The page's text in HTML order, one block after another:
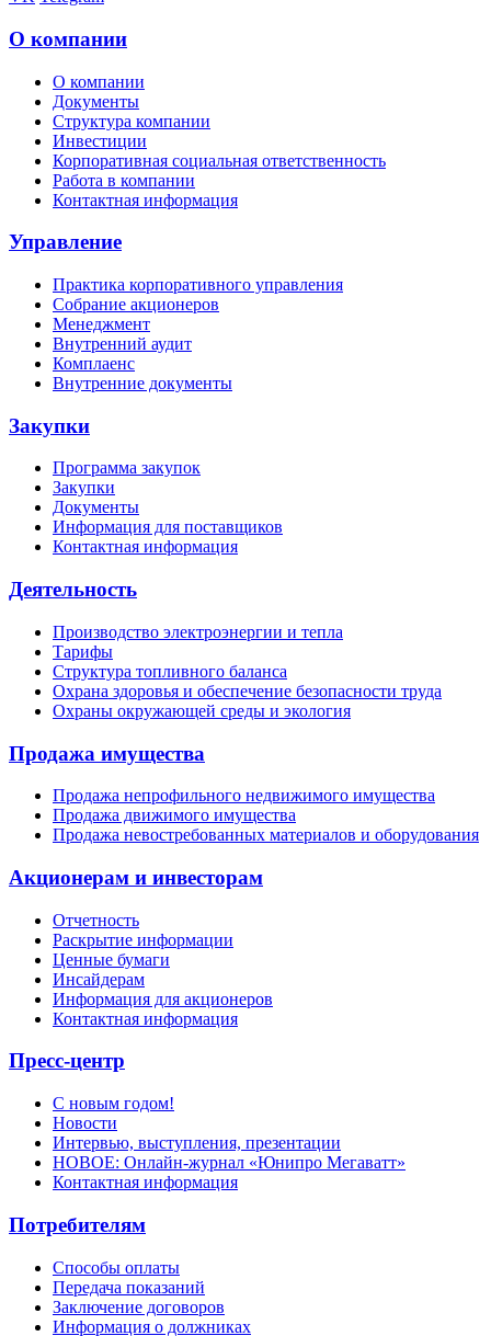
О компании
О компании
Документы
Структура компании
Инвестиции
Корпоративная социальная ответственность
Работа в компании
Контактная информация
Управление
Практика корпоративного управления
Собрание акционеров
Менеджмент
Внутренний аудит
Комплаенс
Внутренние документы
Закупки
Программа закупок
Закупки
Документы
Информация для поставщиков
Контактная информация
Деятельность
Производство электроэнергии и тепла
Тарифы
Структура топливного баланса
Охрана здоровья и обеспечение безопасности труда
Охраны окружающей среды и экология
Продажа имущества
Продажа непрофильного недвижимого имущества
Продажа движимого имущества
Продажа невостребованных материалов и оборудования
Акционерам и инвесторам
Отчетность
Раскрытие информации
Ценные бумаги
Инсайдерам
Информация для акционеров
Контактная информация
Пресс-центр
С новым годом!
Новости
Интервью, выступления, презентации
НОВОЕ: Онлайн-журнал «Юнипро Мегаватт»
Контактная информация
Потребителям
Способы оплаты
Передача показаний
Заключение договоров
Информация о должниках